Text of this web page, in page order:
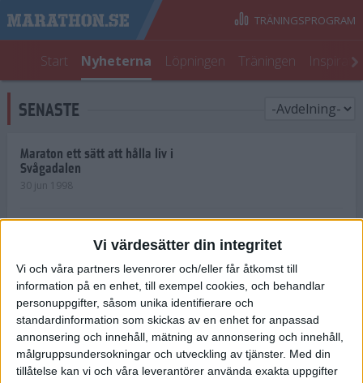
Vi värdesätter din integritet
Vi och våra partners levenrorer och/eller får åtkomst till
information på en enhet, till exempel cookies, och behandlar
personuppgifter, såsom unika identifierare och
standardinformation som skickas av en enhet for anpassad
annonsering och innehåll, mätning av annonsering och innehåll,
målgruppsundersokningar och utveckling av tjänster. Med din
tillåtelse kan vi och våra leverantörer använda exakta uppgifter
Start Nyheterna Löpningen Träningen
TRÄNINGSPROGRAM
SENASTE
Maraton ett sätt att hålla liv i
Svågadalen
30 jun 1998
Norrlänningar firade semester i
Strängnäs
28 jun 1998
Maratonlöparna bäst i Trosa